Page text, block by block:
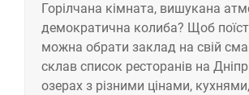
Горілчана кімната, вишукана
демократична колиба? Щоб
можна обрати заклад на свій
склав список ресторанів на
озерах з різними цінами, кухнями,